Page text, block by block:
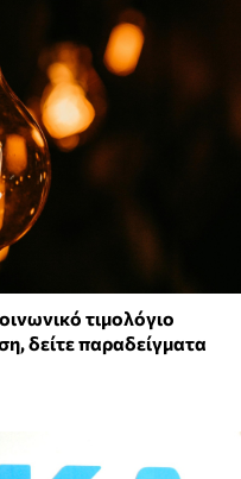
τιμολόγιο
δείτε παραδείγματα